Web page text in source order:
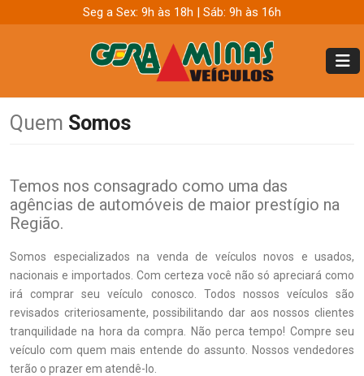
Seg a Sex: 9h às 18h | Sáb: 9h às 16h
Quem Somos
Temos nos consagrado como uma das
agências de automóveis de maior prestígio na
Região.
Somos especializados na venda de veículos novos e usados,
nacionais e importados. Com certeza você não só apreciará como
irá comprar seu veículo conosco. Todos nossos veículos são
revisados criteriosamente, possibilitando dar aos nossos clientes
tranquilidade na hora da compra. Não perca tempo! Compre seu
veículo com quem mais entende do assunto. Nossos vendedores
terão o prazer em atendê-lo.